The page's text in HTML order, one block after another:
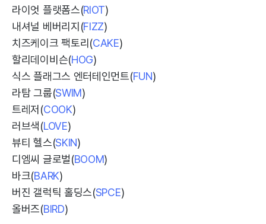
라이엇 플랫폼스(RIOT)
내셔널 베버리지(FIZZ)
치즈케이크 팩토리(CAKE)
할리데이비슨(HOG)
식스 플래그스 엔터테인먼트(FUN)
라탐 그룹(SWIM)
트레저(COOK)
러브색(LOVE)
뷰티 헬스(SKIN)
디엠씨 글로벌(BOOM)
바크(BARK)
버진 갤럭틱 홀딩스(SPCE)
올버즈(BIRD)